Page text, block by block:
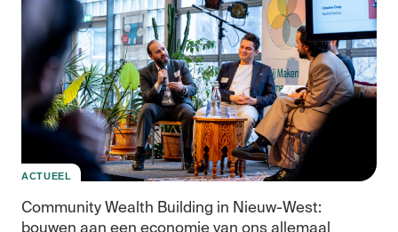
ACTUEEL
Community Wealth Building in Nieuw-West:
bouwen aan een economie van ons allemaal